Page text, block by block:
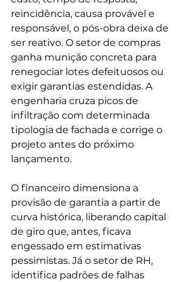
reincidência, causa provável e
responsável, o pós-obra deixa de
ser reativo. O setor de compras
ganha munição concreta para
renegociar lotes defeituosos ou
exigir garantias estendidas. A
engenharia cruza picos de
infiltração com determinada
tipologia de fachada e corrige o
projeto antes do próximo
lançamento.
O financeiro dimensiona a
provisão de garantia a partir de
curva histórica, liberando capital
de giro que, antes, ficava
engessado em estimativas
pessimistas. Já o setor de RH,
identifica padrões de falhas